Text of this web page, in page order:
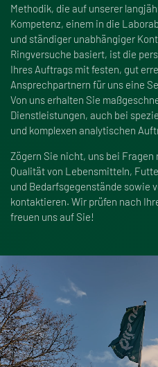
Methodik, die auf unserer
Kompetenz, einem in die
und ständiger unabhängiger
Ringversuche basiert, ist die
Ihres Auftrags mit festen, gut
Ansprechpartnern für uns eine
Von uns erhalten Sie maß
Dienstleistungen, auch bei
und komplexen analytischen
Zögern Sie nicht, uns bei
Qualität von Lebensmitteln,
und Bedarfsgegenstände sowie
kontaktieren. Wir prüfen nach
freuen uns auf Sie!